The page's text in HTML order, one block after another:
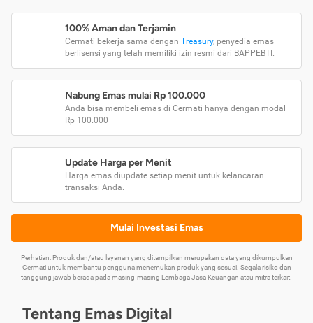
100% Aman dan Terjamin
Cermati bekerja sama dengan Treasury, penyedia emas
berlisensi yang telah memiliki izin resmi dari BAPPEBTI.
Nabung Emas mulai Rp 100.000
Anda bisa membeli emas di Cermati hanya dengan modal
Rp 100.000
Update Harga per Menit
Harga emas diupdate setiap menit untuk kelancaran
transaksi Anda.
Mulai Investasi Emas
Perhatian: Produk dan/atau layanan yang ditampilkan merupakan data yang dikumpulkan
Cermati untuk membantu pengguna menemukan produk yang sesuai. Segala risiko dan
tanggung jawab berada pada masing-masing Lembaga Jasa Keuangan atau mitra terkait.
Tentang Emas Digital